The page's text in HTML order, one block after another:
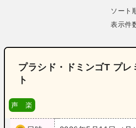
ソート
表示件
プラシド・ドミンゴT プレ
ト
声 楽